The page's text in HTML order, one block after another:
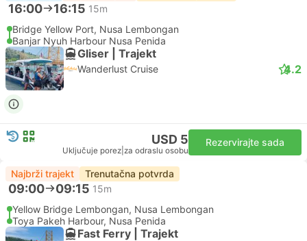
16:00 16:15 15m
Bridge Yellow Port, Nusa Lembongan
Banjar Nyuh Harbour Nusa Penida
Gliser | Trajekt
Wanderlust Cruise 4.2
USD 5
Uključuje porez za odraslu osobu
Rezervirajte sada
Najbrži trajekt Trenutačna potvrda
09:00 09:15 15m
Yellow Bridge Lembongan, Nusa Lembongan
Toya Pakeh Harbour, Nusa Penida
Fast Ferry | Trajekt